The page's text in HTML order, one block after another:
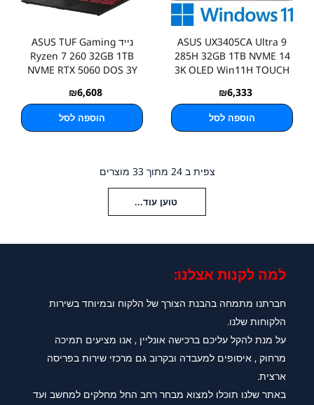
ASUS UX3405CA Ultra 9
285H 32GB 1TB NVME 14
3K OLED Win11H TOUCH
₪6,333
הוספה לסל
נייד ASUS TUF Gaming
Ryzen 7 260 32GB 1TB
NVME RTX 5060 DOS 3Y
₪6,608
הוספה לסל
צפית ב 24 מתוך 33 מוצרים
טוען עוד...
למה לקנות אצלנו:​
חברתנו מתמחה בהבנת הצורך של הלקוח ובמיוחד בשירות
הלקוחות שלנו.
על מנת להקל עליכם ברכישה אונליין , אנו מציעים תמיכה
מרחוק , איסופים למעבדה ובקרוב גם מרכזי שירות בפריסה
ארצית.
באתר שלנו תוכלו למצוא מבחר רחב החל מחלקים למחשב ועד